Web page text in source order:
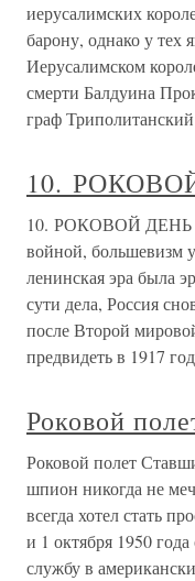
иерусалимских
барону, однако у тех
Иерусалимском
смерти Балдуина
граф Триполитанский
10.
10. РОКОВОЙ ДЕНЬ
войной, большевизм
ленинская эра была
сути дела, Россия
после Второй
предвидеть в 1917
Роковой
Роковой полет
шпион никогда не
всегда хотел стать
и 1 октября 1950
службу в